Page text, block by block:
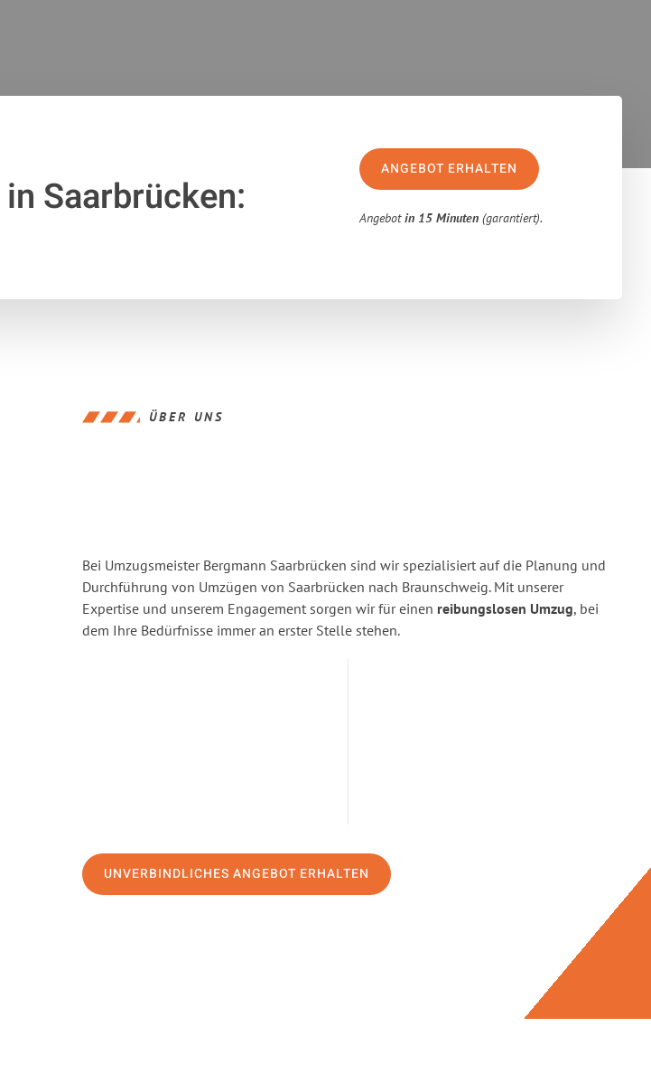
in Saarbrücken:
ANGEBOT ERHALTEN
Angebotin 15 Minuten (garantiert).
ÜBER UNS
Bei Umzugsmeister Bergmann Saarbrücken sind wir spezialisiert auf die Planung und
Durchführung von Umzügen von Saarbrücken nach Braunschweig. Mit unserer
Expertise und unserem Engagement sorgen wir für einen reibungslosen Umzug, bei
dem Ihre Bedürfnisse immer an erster Stelle stehen.
UNVERBINDLICHES ANGEBOT ERHALTEN